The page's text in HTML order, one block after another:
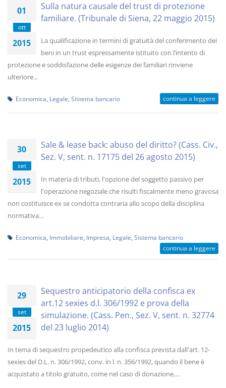
01
ott
2015
Sulla natura causale del trust di protezione
familiare. (Tribunale di Siena, 22 maggio 2015)
La qualificazione in termini di gratuità del conferimento dei
beni in un trust espressamente istituito con l’intento di
protezione e soddisfazione delle esigenze dei familiari rinviene
ulteriore...
Economica Legale Sistema bancario continua a leggere
30
set
2015
Sale & lease back: abuso del diritto? (Cass. Civ.,
Sez. V, sent. n. 17175 del 26 agosto 2015)
In materia di tributi, l'opzione del soggetto passivo per
l'operazione negoziale che risulti fiscalmente meno gravosa
non costituisce ex se condotta contraria allo scopo della disciplina
normativa...
Economica Immobiliare Impresa Legale Sistema bancario
continua a leggere
29
set
2015
Sequestro anticipatorio della confisca ex
art.12 sexies d.l. 306/1992 e prova della
simulazione. (Cass. Pen., Sez. V, sent. n. 32774
del 23 luglio 2014)
In tema di sequestro propedeutico alla confisca prevista dall'art. 12-
sexies del D.L. n. 306/1992, conv. in l. n. 356/1992, quando il bene è
acquistato a titolo gratuito, come nel caso di donazione,...